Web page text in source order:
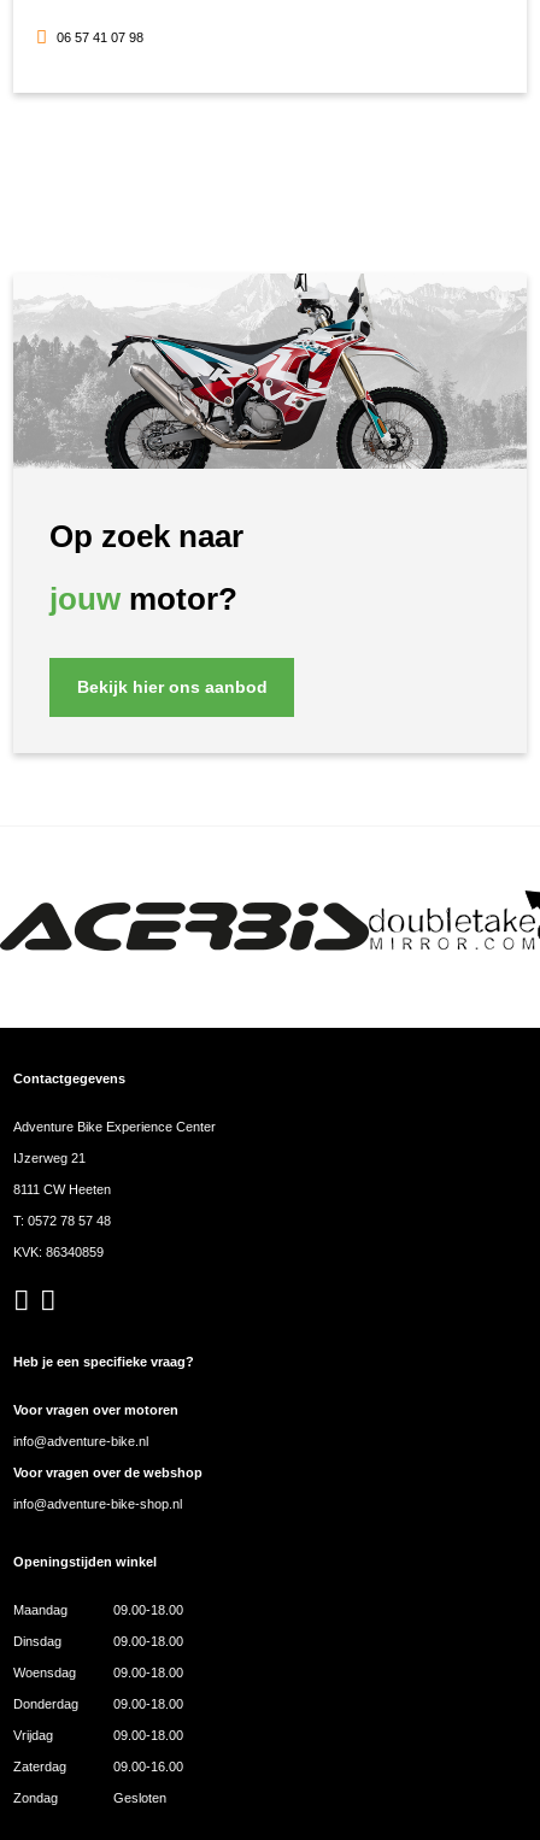
06 57 41 07 98
Op zoek naar
jouwmotor?
Bekijk hier ons aanbod
Contactgegevens
Adventure Bike Experience Center
IJzerweg 21
8111 CW Heeten
T:0572 78 57 48
KVK: 86340859
Heb je een specifieke vraag?
Voor vragen over motoren
info@adventure-bike.nl
Voor vragen over de webshop
info@adventure-bike-shop.nl
Openingstijden winkel
Maandag 09.00-18.00
Dinsdag 09.00-18.00
Woensdag 09.00-18.00
Donderdag 09.00-18.00
Vrijdag 09.00-18.00
Zaterdag 09.00-16.00
Zondag Gesloten